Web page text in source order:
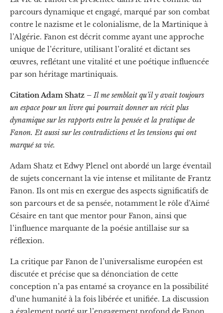
parcours dynamique et engagé, marqué par son combat
contre le nazisme et le colonialisme, de la Martinique à
l’Algérie. Fanon est décrit comme ayant une approche
unique de l’écriture, utilisant l’oralité et dictant ses
œuvres, reflétant une vitalité et une poétique influencée
par son héritage martiniquais.
Citation Adam Shatz – Il me semblait qu’il y avait toujours
un espace pour un livre qui pourrait donner un récit plus
dynamique sur les rapports entre la pensée et la pratique de
Fanon. Et aussi sur les contradictions et les tensions qui ont
marqué sa vie.
Adam Shatz et Edwy Plenel ont abordé un large éventail
de sujets concernant la vie intense et militante de Frantz
Fanon. Ils ont mis en exergue des aspects significatifs de
son parcours et de sa pensée, notamment le rôle d’Aimé
Césaire en tant que mentor pour Fanon, ainsi que
l’influence marquante de la poésie antillaise sur sa
réflexion.
La critique par Fanon de l’universalisme européen est
discutée et précise que sa dénonciation de cette
conception n’a pas entamé sa croyance en la possibilité
d’une humanité à la fois libérée et unifiée. La discussion